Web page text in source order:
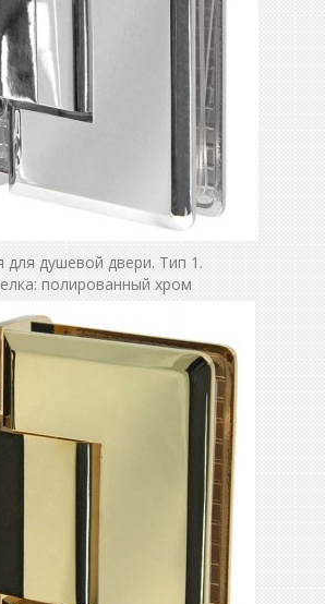
для душевой двери. Тип 1.
полированный хром